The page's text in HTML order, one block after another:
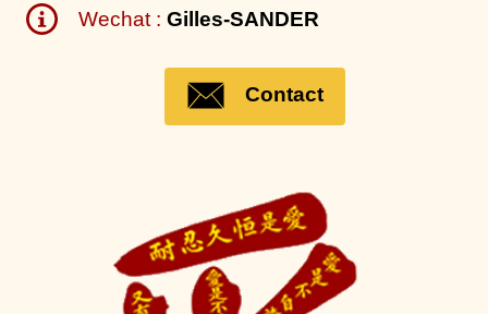
Wechat :Gilles-SANDER
Contact